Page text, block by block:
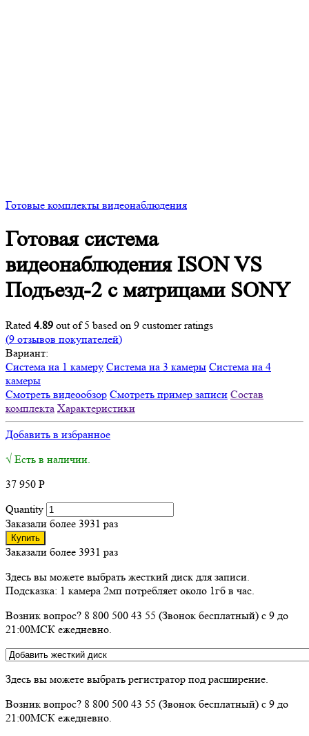
Готовые комплекты видеонаблюдения
Готовая система
видеонаблюдения ISON VS
Подъезд-2 с матрицами SONY
Rated 4.89 out of 5 based on 9 customer ratings
(9 отзывов покупателей)
Вариант:
Система на 1 камеру Система на 3 камеры Система на 4
камеры
Смотреть видеообзор Смотреть пример записи Состав
комплекта Характеристики
Добавить в избранное
√ Есть в наличии.
37 950 Р
Quantity
Заказали более 3931 раз
Купить
Заказали более 3931 раз
Здесь вы можете выбрать жесткий диск для записи.
Подсказка: 1 камера 2мп потребляет около 1гб в час.
Возник вопрос? 8 800 500 43 55 (Звонок бесплатный) с 9 до
21:00МСК ежедневно.
Здесь вы можете выбрать регистратор под расширение.
Возник вопрос? 8 800 500 43 55 (Звонок бесплатный) с 9 до
21:00МСК ежедневно.